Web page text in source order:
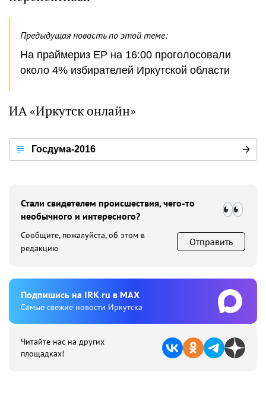
Предыдущая новость по этой теме:
На праймериз ЕР на 16:00 проголосовали
около 4% избирателей Иркутской области
ИА «Иркутск онлайн»
Госдума-2016
Стали свидетелем происшествия, чего-то
необычного и интересного?
Сообщите, пожалуйста, об этом в
редакцию
Отправить
Подпишиcь на IRK.ru в MAX
Cамые свежие новости Иркутска
Читайте нас на других
площадках!